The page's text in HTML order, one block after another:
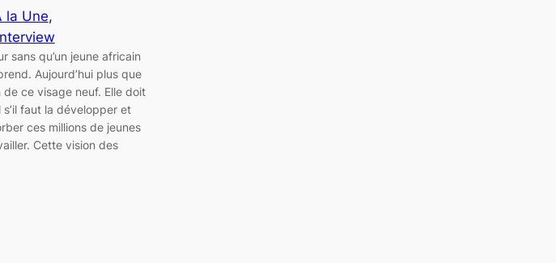
la Une
sans qu’un jeune africain
Aujourd’hui plus que
de ce visage neuf. Elle doit
faut la développer et
ces millions de jeunes
Cette vision des